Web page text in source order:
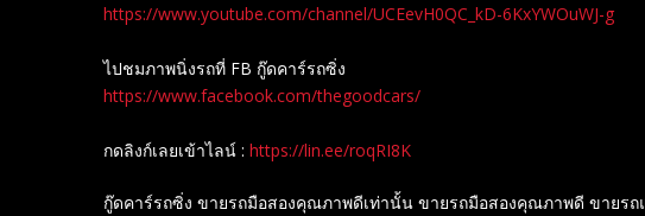
https://www.youtube.com/channel/UCEevH0QC_kD-6KxYWOuWJ-g
ไปชมภาพนิ่งรถที่ FB กู๊ดคาร์รถซิ่ง
https://www.facebook.com/thegoodcars/
กดลิงก์เลยเข้าไลน์ : https://lin.ee/roqRI8K
กู๊ดคาร์รถซิ่ง ขายรถมือสองคุณภาพดีเท่านั้น ขายรถมือสองคุณภาพดี ขาย